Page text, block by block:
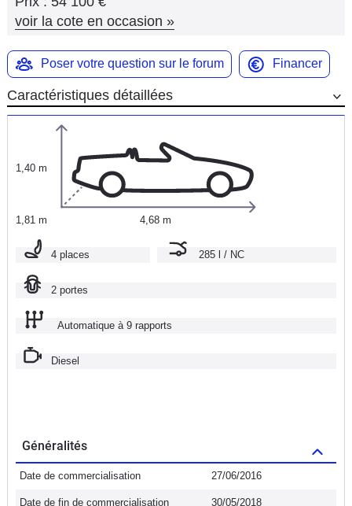
Marques
voir la cote en occasion »
Poser votre question sur le forum Financer
Caractéristiques détaillées
1,40 m
1,81 m 4,68 m
4 places 285 l / NC
2 portes
Automatique à 9 rapports
Diesel
Généralités
Date de commercialisation 27/06/2016
Date de fin de commercialisation 30/05/2018